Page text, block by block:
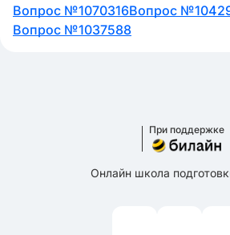
Вопрос №1070316Вопрос
Вопрос №1037588
При поддержке
Онлайн школа